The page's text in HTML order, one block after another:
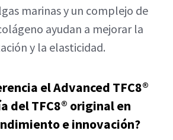
marinas y un complejo de
ayudan a mejorar la
y la elasticidad.
el Advanced TFC8®
del TFC8® original en
e innovación?